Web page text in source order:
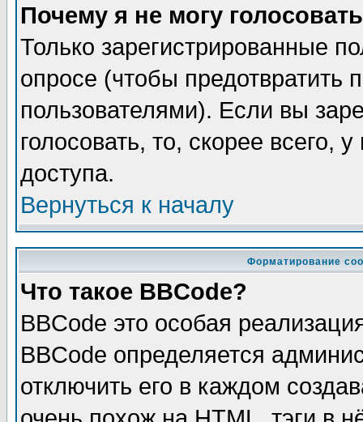
Почему я не могу
Только зарегистрированные
опросе (чтобы предотвратить
пользователями). Если вы
голосовать, то, скорее всего,
доступа.
Вернуться к началу
Форматирование
Что такое BBCode?
BBCode это особая
BBCode определяется
отключить его в каждом